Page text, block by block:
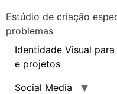
Estúdio de criação
problemas
Identidade Visual
e projetos
Social Media